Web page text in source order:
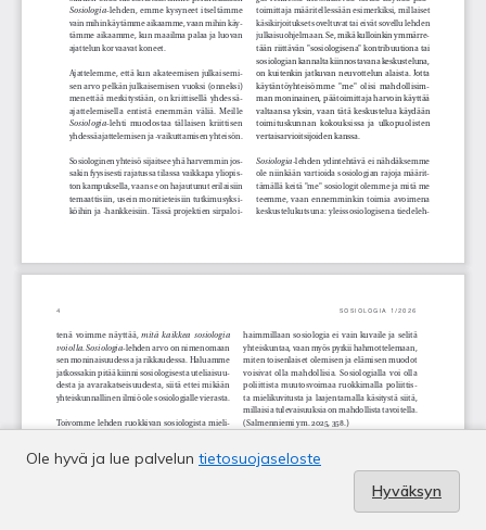
Ole hyvä ja lue palvelun tietosuojaseloste
Hyväksyn